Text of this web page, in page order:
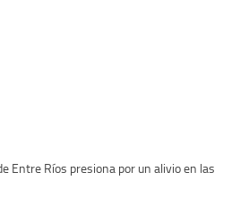
Entre Ríos presiona por un alivio en las